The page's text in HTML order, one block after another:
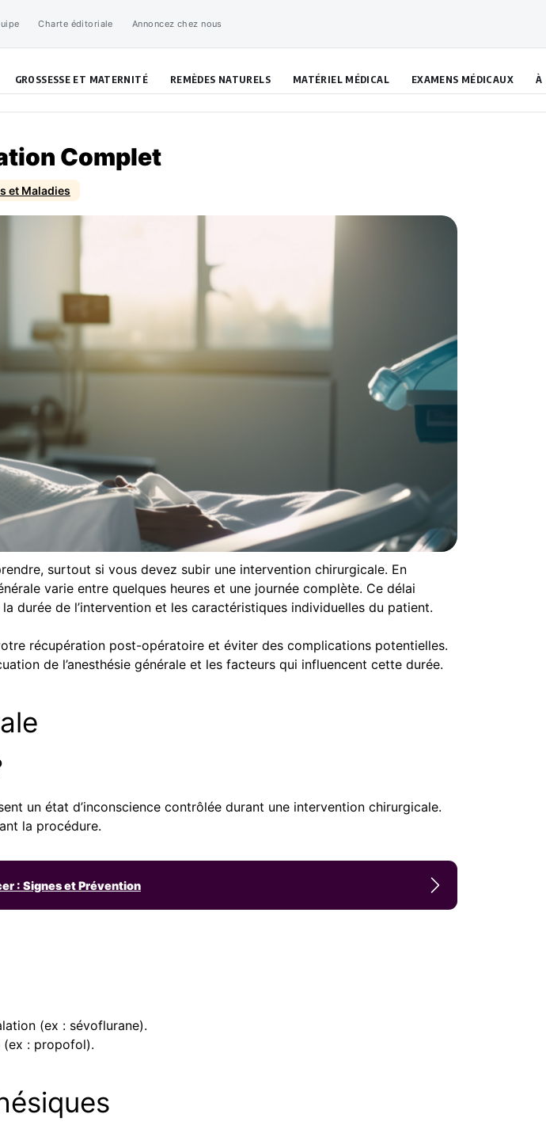
Charte éditoriale Annoncez chez nous
GROSSESSE ET MATERNITÉ REMÈDES NATURELS MATÉRIEL MÉDICAL EXAMENS MÉDICAUX À
et Maladies
Complet
surtout si vous devez subir une intervention chirurgicale. En
varie entre quelques heures et une journée complète. Ce délai
durée de l’intervention et les caractéristiques individuelles du patient.
récupération post-opératoire et éviter des complications potentielles.
de l’anesthésie générale et les facteurs qui influencent cette durée.
un état d’inconscience contrôlée durant une intervention chirurgicale.
la procédure.
: Signes et Prévention
(ex : sévoflurane).
(ex : propofol).